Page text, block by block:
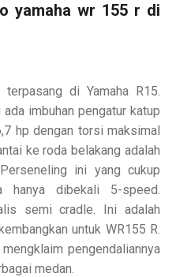
yamaha wr 155 r di
di Yamaha R15.
ada imbuhan pengatur katup
hp dengan torsi maksimal
ke roda belakang adalah
ini yang cukup
hanya dibekali 5-speed.
semi cradle. Ini adalah
untuk WR155 R.
pengendaliannya
medan.